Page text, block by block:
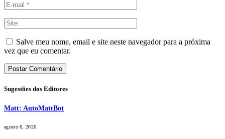
Salve meu nome, email e site neste navegador para a próxima
vez que eu comentar.
Sugestões dos Editores
Matt: AutoMattBot
agosto 6, 2026